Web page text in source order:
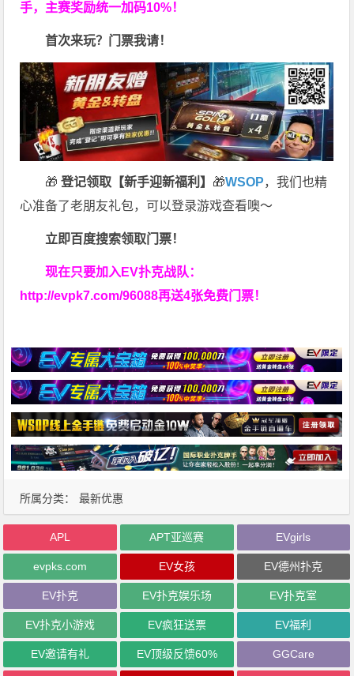
手，主赛奖励统一加码10%！
首次来玩？门票我请！
🎁 登记领取【新手迎新福利】 🎁WSOP，我们也精
心准备了老朋友礼包，可以登录游戏查看噢～
立即百度搜索领取门票！
现在只要加入EV扑克战队：
http://evpk7.com/96088再送4张免费门票！
所属分类： 最新优惠
APL APT亚巡赛 EVgirls
evpks.com EV女孩 EV德州扑克
EV扑克 EV扑克娱乐场 EV扑克室
EV扑克小游戏 EV疯狂送票 EV福利
EV邀请有礼 EV顶级反馈60% GGCare